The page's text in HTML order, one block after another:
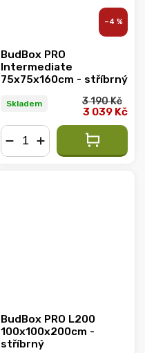
–4 %
BudBox PRO
Intermediate
75x75x160cm - stříbrný
Skladem 3 190 Kč
3 039 Kč
BudBox PRO L200
100x100x200cm -
stříbrný